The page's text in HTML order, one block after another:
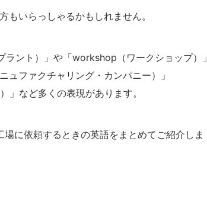
もいらっしゃるかもしれません。
ント）」や「workshop（ワークショップ）」
ファクチャリング・カンパニー）」
など多くの表現があります。
に依頼するときの英語をまとめてご紹介しま